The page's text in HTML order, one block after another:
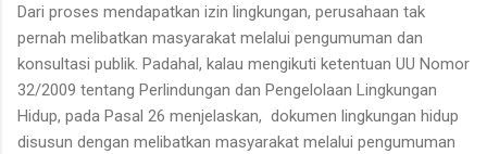
Dari proses mendapatkan izin lingkungan, perusahaan tak
pernah melibatkan masyarakat melalui pengumuman dan
konsultasi publik. Padahal, kalau mengikuti ketentuan UU Nomor
32/2009 tentang Perlindungan dan Pengelolaan Lingkungan
Hidup, pada Pasal 26 menjelaskan, dokumen lingkungan hidup
disusun dengan melibatkan masyarakat melalui pengumuman